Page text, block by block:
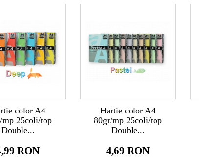
color A4
mp 25coli/top
Double...
RON
Hartie color A4
80gr/mp 25coli/top
Double...
4,69 RON